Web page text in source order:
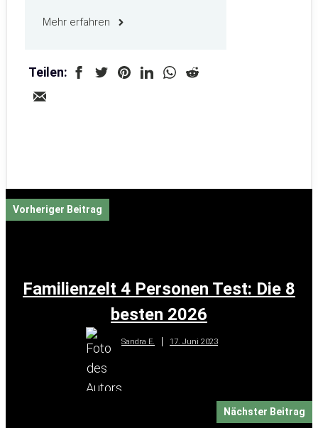
Mehr erfahren
Teilen:
Vorheriger Beitrag
Familienzelt 4 Personen Test: Die 8
besten 2026
Sandra E. 17. Juni 2023
Nächster Beitrag